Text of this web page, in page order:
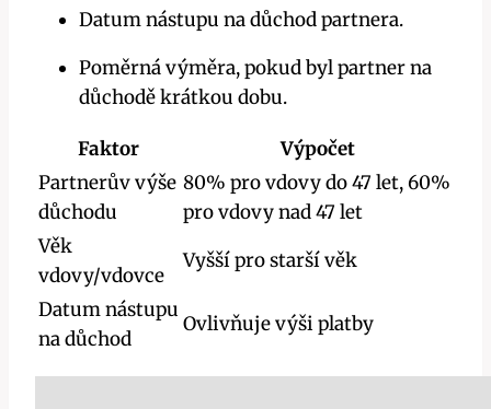
Datum nástupu na důchod partnera.
Poměrná výměra, pokud byl partner na
důchodě krátkou dobu.
Faktor
Výpočet
Partnerův výše
důchodu
80% pro vdovy do 47 let, 60%
pro vdovy nad 47 let
Věk
vdovy/vdovce
Vyšší pro starší věk
Datum nástupu
na důchod
Ovlivňuje výši platby